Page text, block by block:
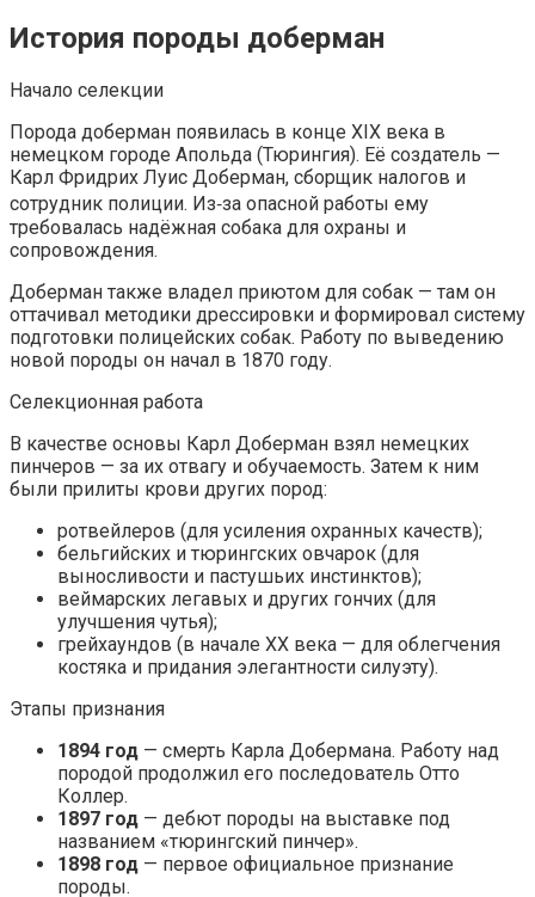
История породы доберман
Начало селекции
Порода доберман появилась в конце XIX века в
немецком городе Апольда (Тюрингия). Её создатель —
Карл Фридрих Луис Доберман, сборщик налогов и
сотрудник полиции. Из‑за опасной работы ему
требовалась надёжная собака для охраны и
сопровождения.
Доберман также владел приютом для собак — там он
оттачивал методики дрессировки и формировал систему
подготовки полицейских собак. Работу по выведению
новой породы он начал в 1870 году.
Селекционная работа
В качестве основы Карл Доберман взял немецких
пинчеров — за их отвагу и обучаемость. Затем к ним
были прилиты крови других пород:
ротвейлеров (для усиления охранных качеств);
бельгийских и тюрингских овчарок (для
выносливости и пастушьих инстинктов);
веймарских легавых и других гончих (для
улучшения чутья);
грейхаундов (в начале XX века — для облегчения
костяка и придания элегантности силуэту).
Этапы признания
1894 год — смерть Карла Добермана. Работу над
породой продолжил его последователь Отто
Коллер.
1897 год — дебют породы на выставке под
названием «тюрингский пинчер».
1898 год — первое официальное признание
породы.